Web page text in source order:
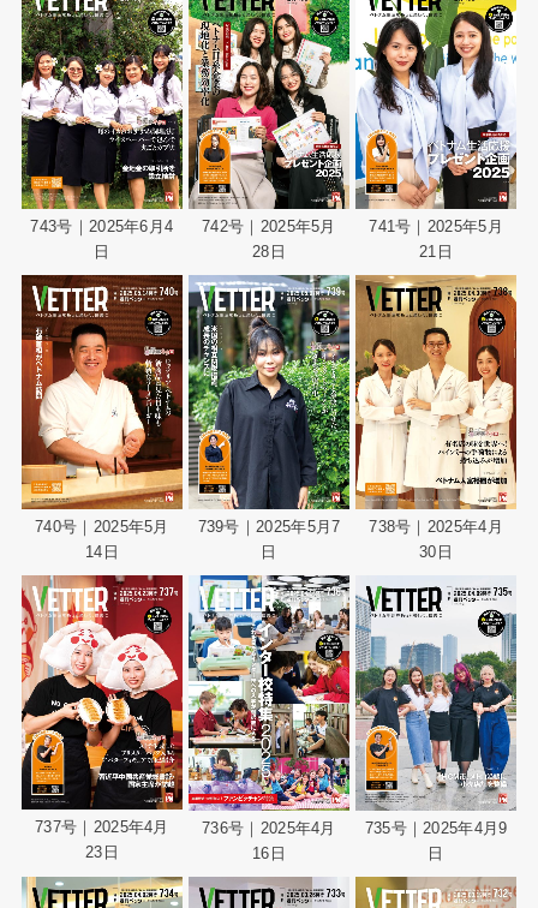
743号｜2025年6月4
日
742号｜2025年5月
28日
741号｜2025年5月
21日
740号｜2025年5月
14日
739号｜2025年5月7
日
738号｜2025年4月
30日
737号｜2025年4月
23日
736号｜2025年4月
16日
735号｜2025年4月9
日